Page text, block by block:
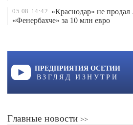
05.08 14:42 «Краснодар» не продал
«Фенербахче» за 10 млн евро
ПРЕДПРИЯТИЯ ОСЕТИИ
ВЗГЛЯД ИЗНУТРИ
Главные новости